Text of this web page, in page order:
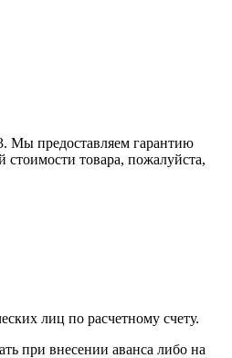
Мы предоставляем гарантию
стоимости товара, пожалуйста,
лиц по расчетному счету.
при внесении аванса либо на